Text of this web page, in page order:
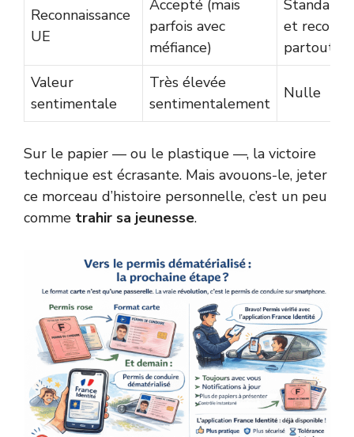
Reconnaissance
UE
Accepté (mais
parfois avec
méfiance)
et reconnu
partout
Valeur
sentimentale
Très élevée
sentimentalement
Nulle
Sur le papier — ou le plastique —, la victoire
technique est écrasante. Mais avouons-le, jeter
ce morceau d’histoire personnelle, c’est un peu
comme trahir sa jeunesse.